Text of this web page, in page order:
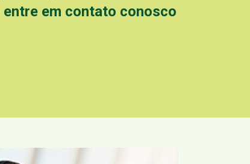
entre em contato conosco